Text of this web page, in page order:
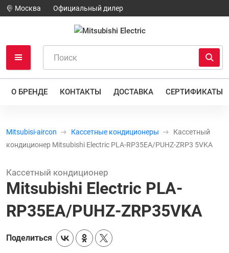
Москва Официальный дилер
О БРЕНДЕ КОНТАКТЫ ДОСТАВКА СЕРТИФИКАТЫ
Mitsubisi-aircon Кассетные кондиционеры
Кассетный
кондиционер Mitsubishi Electric PLA-RP35EA/PUHZ-ZRP3 5VKA
Кассетный кондиционер
Mitsubishi Electric PLA-
RP35EA/PUHZ-ZRP35VKA
Поделиться